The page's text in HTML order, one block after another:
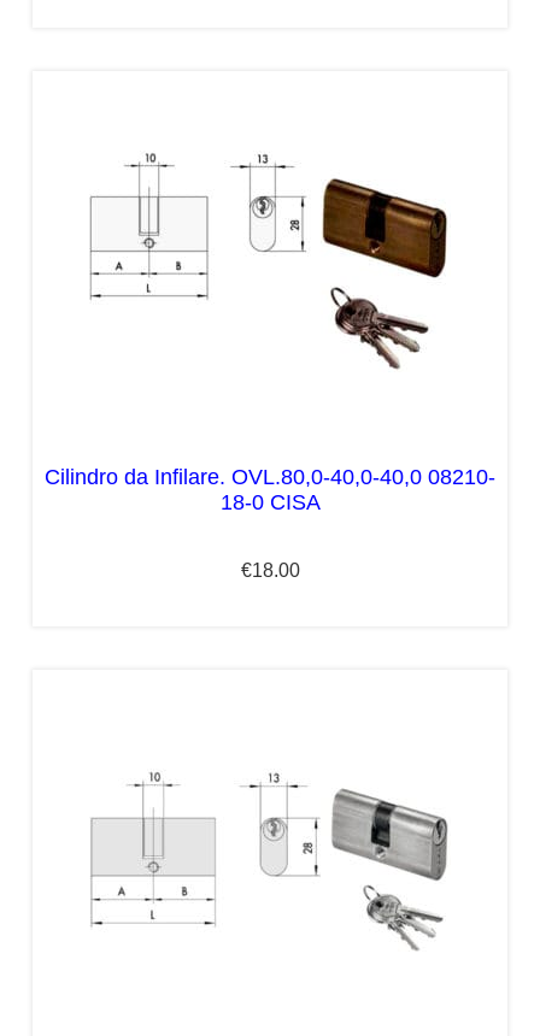
Cilindro da Infilare. OVL.80,0-40,0-40,0 08210-
18-0 CISA
€18.00